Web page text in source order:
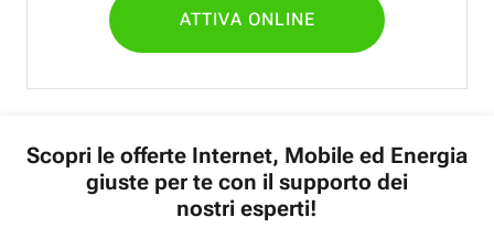
ATTIVA ONLINE
Scopri le offerte Internet, Mobile ed Energia
giuste per te con il supporto dei
nostri esperti!